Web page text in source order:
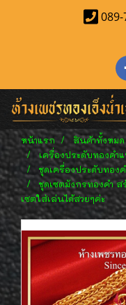
หน้าแรก
สินค้าทั้งหมด
เครื่องประดับทองคำ
ชุดเครื่องประดับทอง
ชุดเซตมังกรทองคำ
เซตใส่เล่นได้สวยๆค่ะ